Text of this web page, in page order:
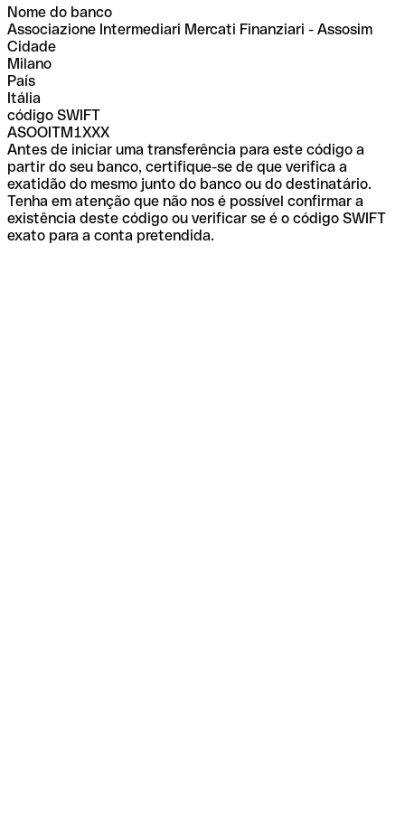
Nome do banco
Associazione Intermediari Mercati Finanziari - Assosim
Cidade
Milano
País
Itália
código SWIFT
ASOOITM1XXX
Antes de iniciar uma transferência para este código a
partir do seu banco, certifique-se de que verifica a
exatidão do mesmo junto do banco ou do destinatário.
Tenha em atenção que não nos é possível confirmar a
existência deste código ou verificar se é o código SWIFT
exato para a conta pretendida.